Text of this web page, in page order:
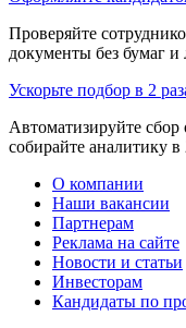
Проверяйте
документы без бумаг
Ускорьте подбор в 2
Автоматизируйте сбор
собирайте аналитику в
О компании
Наши вакансии
Партнерам
Реклама на сайте
Новости и статьи
Инвесторам
Кандидаты по